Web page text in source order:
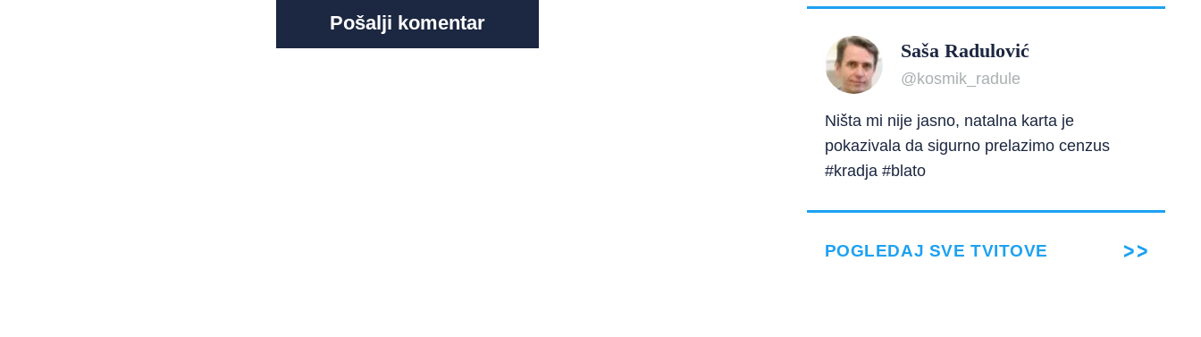
Saša Radulović
@kosmik_radule
Ništa mi nije jasno, natalna karta je
pokazivala da sigurno prelazimo cenzus
#kradja #blato
POGLEDAJ SVE TVITOVE